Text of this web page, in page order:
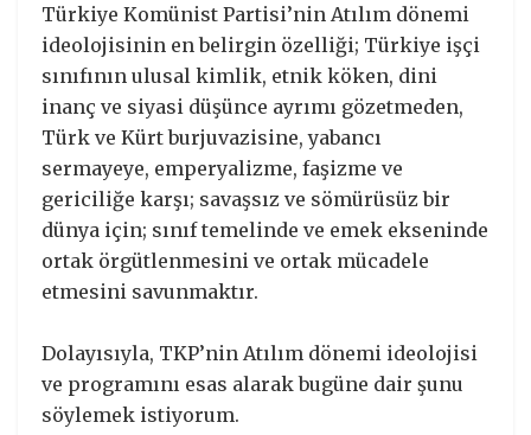
Türkiye Komünist Partisi’nin Atılım dönemi
ideolojisinin en belirgin özelliği; Türkiye işçi
sınıfının ulusal kimlik, etnik köken, dini
inanç ve siyasi düşünce ayrımı gözetmeden,
Türk ve Kürt burjuvazisine, yabancı
sermayeye, emperyalizme, faşizme ve
gericiliğe karşı; savaşsız ve sömürüsüz bir
dünya için; sınıf temelinde ve emek ekseninde
ortak örgütlenmesini ve ortak mücadele
etmesini savunmaktır.
Dolayısıyla, TKP’nin Atılım dönemi ideolojisi
ve programını esas alarak bugüne dair şunu
söylemek istiyorum.